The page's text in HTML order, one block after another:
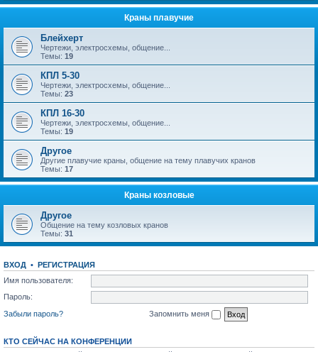
Краны плавучие
Блейхерт
Чертежи, электросхемы, общение...
Темы: 19
КПЛ 5-30
Чертежи, электросхемы, общение...
Темы: 23
КПЛ 16-30
Чертежи, электросхемы, общение...
Темы: 19
Другое
Другие плавучие краны, общение на тему плавучих кранов
Темы: 17
Краны козловые
Другое
Общение на тему козловых кранов
Темы: 31
ВХОД • РЕГИСТРАЦИЯ
Имя пользователя:
Пароль:
Забыли пароль?
Запомнить меня
КТО СЕЙЧАС НА КОНФЕРЕНЦИИ